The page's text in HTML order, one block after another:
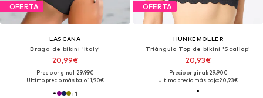
OFERTA
LASCANA
Braga de bikini 'Italy'
20,99€
Precio original: 29,99€
Último precio más bajo:11,90€
+1
OFERTA
HUNKEMÖLLER
Triángulo Top de bikini 'Scallop'
20,93€
Precio original: 29,90€
Último precio más bajo:20,93€